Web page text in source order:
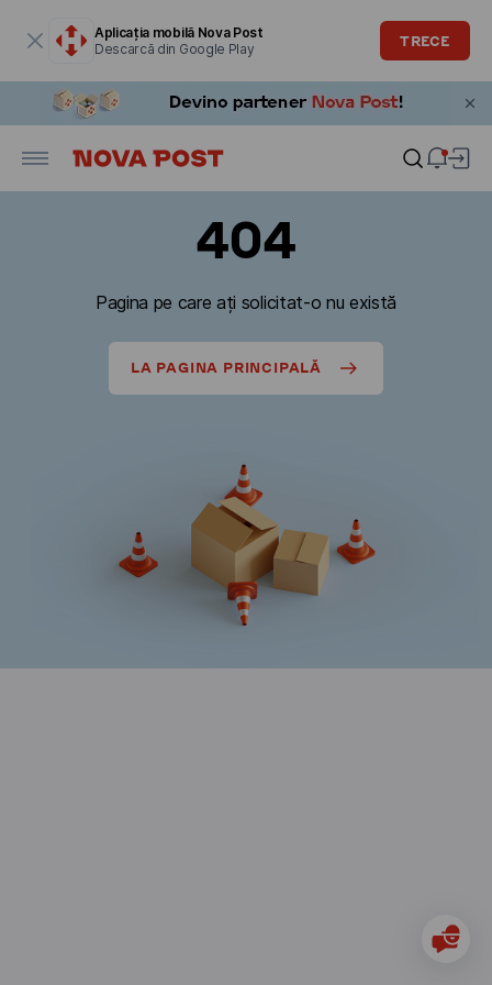
Aplicația mobilă Nova Post
Descarcă din Google Play
TRECE
404
Pagina pe care ați solicitat-o nu există
LA PAGINA PRINCIPALĂ